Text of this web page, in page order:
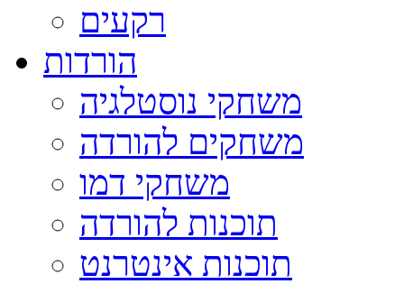
רקעים
הורדות
משחקי נוסטלגיה
משחקים להורדה
משחקי דמו
תוכנות להורדה
תוכנות אינטרנט